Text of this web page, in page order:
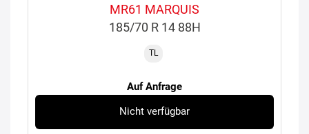
MR61 MARQUIS
185/70 R 14 88H
TL
Auf Anfrage
Nicht verfügbar